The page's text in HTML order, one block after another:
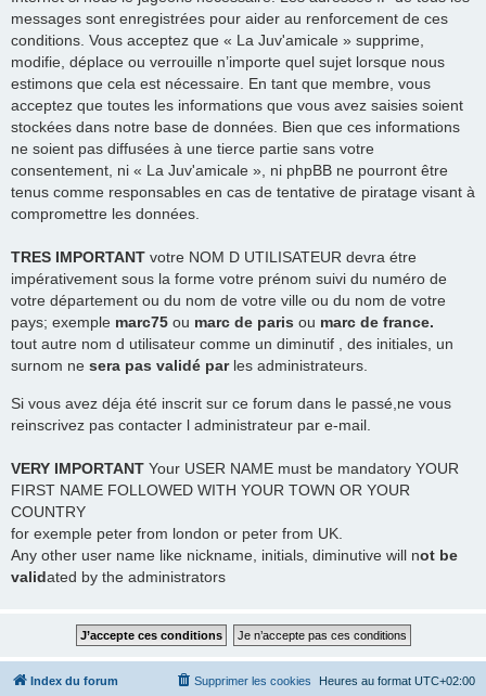
messages sont enregistrées pour aider au renforcement de ces
conditions. Vous acceptez que « La Juv'amicale » supprime,
modifie, déplace ou verrouille n’importe quel sujet lorsque nous
estimons que cela est nécessaire. En tant que membre, vous
acceptez que toutes les informations que vous avez saisies soient
stockées dans notre base de données. Bien que ces informations
ne soient pas diffusées à une tierce partie sans votre
consentement, ni « La Juv'amicale », ni phpBB ne pourront être
tenus comme responsables en cas de tentative de piratage visant à
compromettre les données.
TRES IMPORTANT votre NOM D UTILISATEUR devra étre
impérativement sous la forme votre prénom suivi du numéro de
votre département ou du nom de votre ville ou du nom de votre
pays; exemple marc75 ou marc de paris ou marc de france.
tout autre nom d utilisateur comme un diminutif , des initiales, un
surnom ne sera pas validé parles administrateurs.
Si vous avez déja été inscrit sur ce forum dans le passé,ne vous
reinscrivez pas contacter l administrateur par e-mail.
VERY IMPORTANT Your USER NAME must be mandatory YOUR
FIRST NAME FOLLOWED WITH YOUR TOWN OR YOUR
COUNTRY
for exemple peter from london or peter from UK.
Any other user name like nickname, initials, diminutive will not be
validated by the administrators
Index du forum Heures au format UTC+02:00
Supprimer les cookies